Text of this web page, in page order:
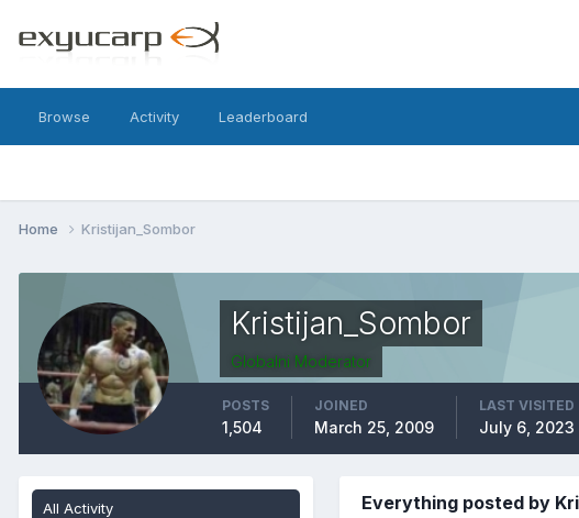
Browse Activity Leaderboard
Home Kristijan_Sombor
Kristijan_Sombor
Globalni Moderator
POSTS
1,504
JOINED
March 25, 2009
LAST VISITED
July 6, 2023
All Activity Everything posted by